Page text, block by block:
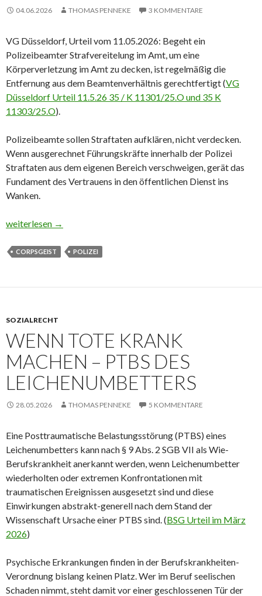
04.06.2026 THOMAS PENNEKE 3 KOMMENTARE
VG Düsseldorf, Urteil vom 11.05.2026: Begeht ein
Polizeibeamter Strafvereitelung im Amt, um eine
Körperverletzung im Amt zu decken, ist regelmäßig die
Entfernung aus dem Beamtenverhältnis gerechtfertigt (VG
Düsseldorf Urteil 11.5.26 35 / K 11301/25.O und 35 K
11303/25.O).
Polizeibeamte sollen Straftaten aufklären, nicht verdecken.
Wenn ausgerechnet Führungskräfte innerhalb der Polizei
Straftaten aus dem eigenen Bereich verschweigen, gerät das
Fundament des Vertrauens in den öffentlichen Dienst ins
Wanken.
Schweigen schützt nicht: Wenn Polizeibeamte lieber decken
weiterlesen →
CORPSGEIST POLIZEI
SOZIALRECHT
WENN TOTE KRANK
MACHEN – PTBS DES
LEICHENUMBETTERS
28.05.2026 THOMAS PENNEKE 5 KOMMENTARE
Eine Posttraumatische Belastungsstörung (PTBS) eines
Leichenumbetters kann nach § 9 Abs. 2 SGB VII als Wie-
Berufskrankheit anerkannt werden, wenn Leichenumbetter
wiederholten oder extremen Konfrontationen mit
traumatischen Ereignissen ausgesetzt sind und diese
Einwirkungen abstrakt-generell nach dem Stand der
Wissenschaft Ursache einer PTBS sind. (BSG Urteil im März
2026)
Psychische Erkrankungen finden in der Berufskrankheiten-
Verordnung bislang keinen Platz. Wer im Beruf seelischen
Schaden nimmt, steht damit vor einer geschlossenen Tür der